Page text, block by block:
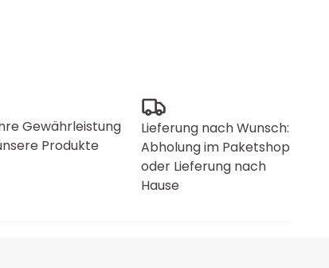
Gewährleistung
Produkte
Lieferung nach Wunsch:
Abholung im Paketshop
oder Lieferung nach
Hause